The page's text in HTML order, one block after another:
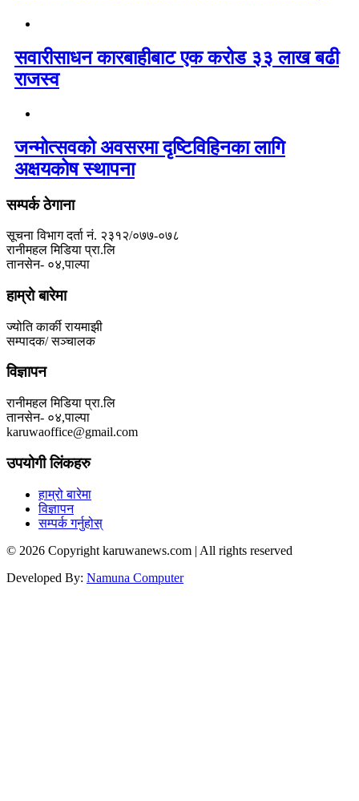
सवारीसाधन कारबाहीबाट एक करोड ३३ लाख बढी
राजस्व
जन्मोत्सवको अवसरमा दृष्टिविहिनका लागि
अक्षयकोष स्थापना
सम्पर्क ठेगाना
सूचना विभाग दर्ता नं. २३१२/०७७-०७८
रानीमहल मिडिया प्रा.लि
तानसेन- ०४,पाल्पा
हाम्रो बारेमा
ज्योति कार्की रायमाझी
सम्पादक/ सञ्चालक
विज्ञापन
रानीमहल मिडिया प्रा.लि
तानसेन- ०४,पाल्पा
karuwaoffice@gmail.com
उपयोगी लिंकहरु
हाम्रो बारेमा
विज्ञापन
सम्पर्क गर्नुहोस्
© 2026 Copyright karuwanews.com | All rights reserved
Developed By: Namuna Computer